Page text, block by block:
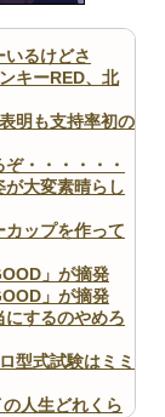
るけどさ
キーRED、北
明も支持率初の
・・・・・・
が大変素晴らし
カップを作って
」が摘発
」が摘発
するのやめろ
型式試験はミミ
人生どれくら